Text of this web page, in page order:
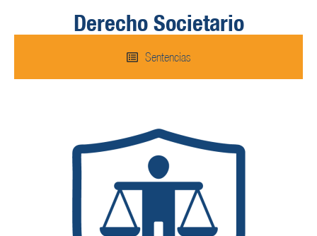
Derecho Societario
Sentencias